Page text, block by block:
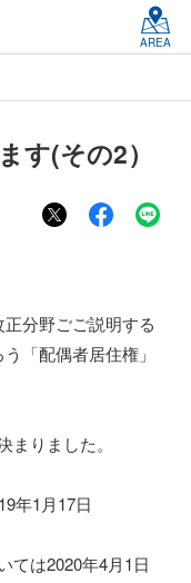
AREA
す(その2）
分野ごご説明する
「配偶者居住権」
りました。
年1月17日
ては2020年4月1日